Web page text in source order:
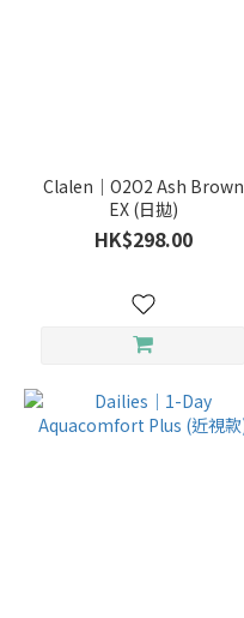
Clalen｜O2O2 Ash Brown
EX (日拋)
HK$298.00